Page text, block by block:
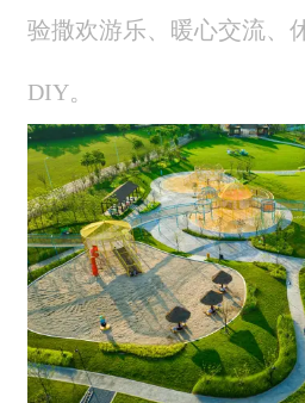
验撒欢游乐、暖心交流、
DIY。